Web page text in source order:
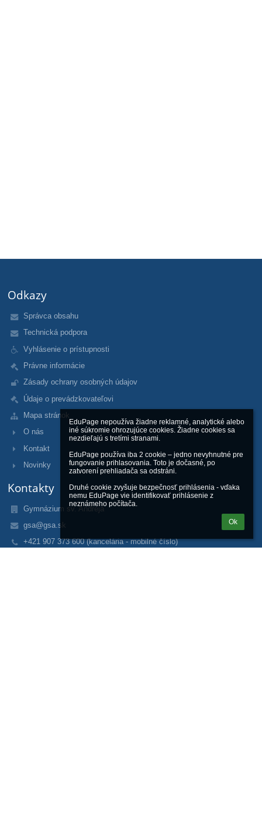
EduPage nepoužíva žiadne reklamné, analytické alebo
iné súkromie ohrozujúce cookies. Žiadne cookies sa
nezdieľajú s tretími stranami.
EduPage používa iba 2 cookie – jedno nevyhnutné pre
fungovanie prihlasovania. Toto je dočasné, po
zatvorení prehliadača sa odstráni.
Druhé cookie zvyšuje bezpečnosť prihlásenia - vďaka
nemu EduPage vie identifikovať prihlásenie z
neznámeho počítača.
Ok
Odkazy
Správca obsahu
Technická podpora
Vyhlásenie o prístupnosti
Právne informácie
Zásady ochrany osobných údajov
Údaje o prevádzkovateľovi
Mapa stránok
O nás
Kontakt
Novinky
Kontakty
Gymnázium sv. Andreja
gsa@gsa.sk
+421 907 373 600 (kancelária - mobilné číslo)